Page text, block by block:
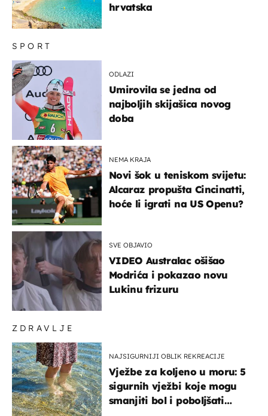
ZDRAVLJE
NAJSIGURNIJI OBLIK REKREACIJE
Vježbe za koljeno u moru: 5
sigurnih vježbi koje mogu
smanjiti bol i poboljšati
SPORT
ODLAZI
Umirovila se jedna od
najboljih skijašica novog
doba
NEMA KRAJA
Novi šok u teniskom svijetu:
Alcaraz propušta Cincinatti,
hoće li igrati na US Openu?
SVE OBJAVIO
VIDEO Australac ošišao
Modrića i pokazao novu
Lukinu frizuru
hrvatska